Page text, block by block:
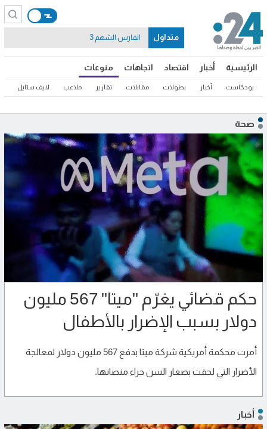
الرئيسية أخبار اقتصاد اتجاهات منوعات
بودكاست أخبار بطولات مقابلات تقارير ملاعب لايف ستايل
متداول الفارس الشهم 3
صحة
حكم قضائي يغرّم "ميتا" 567 مليون
دولار بسبب الإضرار بالأطفال
أمرت محكمة أمريكية شركة ميتا بدفع 567 مليون دولار لمعالجة
الأضرار التي لحقت بصغار السن جراء منصاتها.
أخبار